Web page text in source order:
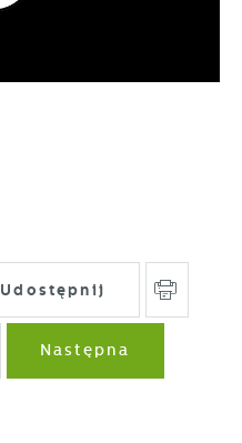
Udostępnij
Następna